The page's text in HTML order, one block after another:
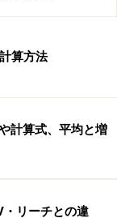
算方法
計算式、平均と増
・リーチとの違